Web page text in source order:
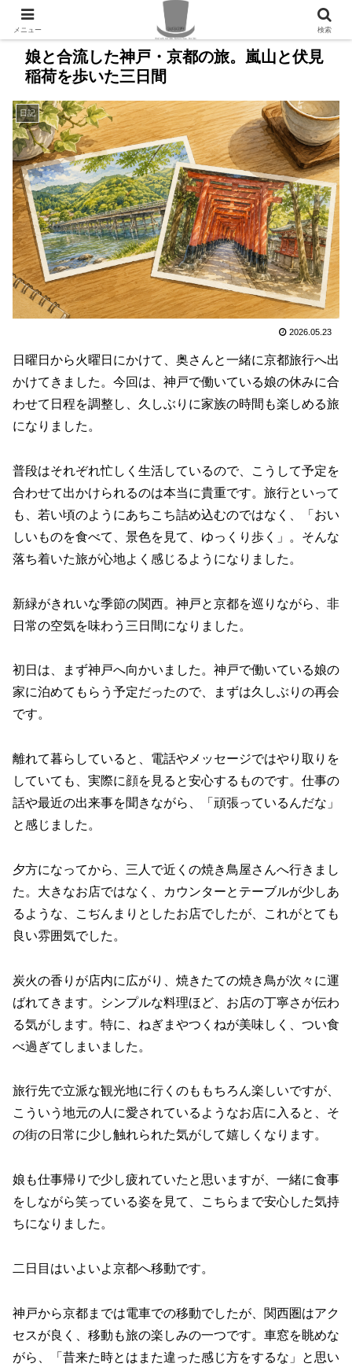
娘と合流した神戸・京都の旅。嵐山と伏見
稲荷を歩いた三日間
日記
2026.05.23
日曜日から火曜日にかけて、奥さんと一緒に京都旅行へ出
かけてきました。今回は、神戸で働いている娘の休みに合
わせて日程を調整し、久しぶりに家族の時間も楽しめる旅
になりました。
普段はそれぞれ忙しく生活しているので、こうして予定を
合わせて出かけられるのは本当に貴重です。旅行といって
も、若い頃のようにあちこち詰め込むのではなく、「おい
しいものを食べて、景色を見て、ゆっくり歩く」。そんな
落ち着いた旅が心地よく感じるようになりました。
新緑がきれいな季節の関西。神戸と京都を巡りながら、非
日常の空気を味わう三日間になりました。
初日は、まず神戸へ向かいました。神戸で働いている娘の
家に泊めてもらう予定だったので、まずは久しぶりの再会
です。
離れて暮らしていると、電話やメッセージではやり取りを
していても、実際に顔を見ると安心するものです。仕事の
話や最近の出来事を聞きながら、「頑張っているんだな」
と感じました。
夕方になってから、三人で近くの焼き鳥屋さんへ行きまし
た。大きなお店ではなく、カウンターとテーブルが少しあ
るような、こぢんまりとしたお店でしたが、これがとても
良い雰囲気でした。
炭火の香りが店内に広がり、焼きたての焼き鳥が次々に運
ばれてきます。シンプルな料理ほど、お店の丁寧さが伝わ
る気がします。特に、ねぎまやつくねが美味しく、つい食
べ過ぎてしまいました。
旅行先で立派な観光地に行くのももちろん楽しいですが、
こういう地元の人に愛されているようなお店に入ると、そ
の街の日常に少し触れられた気がして嬉しくなります。
娘も仕事帰りで少し疲れていたと思いますが、一緒に食事
をしながら笑っている姿を見て、こちらまで安心した気持
ちになりました。
二日目はいよいよ京都へ移動です。
神戸から京都までは電車での移動でしたが、関西圏はアク
セスが良く、移動も旅の楽しみの一つです。車窓を眺めな
がら、「昔来た時とはまた違った感じ方をするな」と思い
メニュー 検索